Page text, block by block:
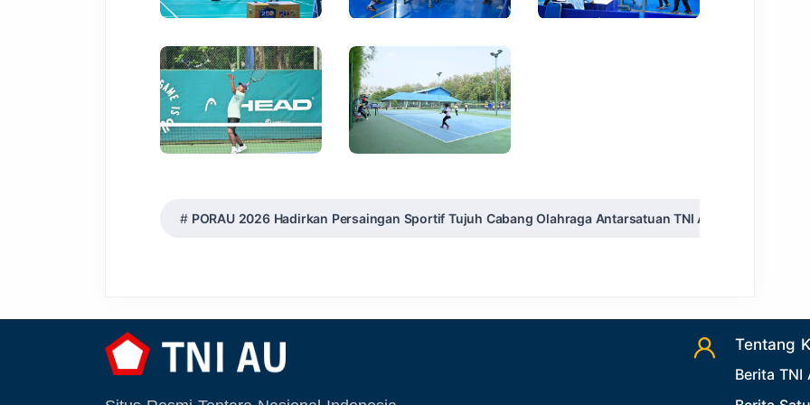
PORAU 2026 Hadirkan Persaingan Sportif Tujuh Cabang Olahraga Antarsatuan TNI AU
Tentang
Berita TNI